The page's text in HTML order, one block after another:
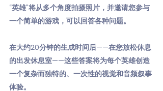
“英雄”将从多个角度拍摄照片，并邀请您参与
一个简单的游戏，可以回答各种问题。
在大约20分钟的生成时间后——在您放松休息
的出发休息室——这些答案将为每个英雄创造
一个复杂而独特的、一次性的视觉和音频叙事
体验。